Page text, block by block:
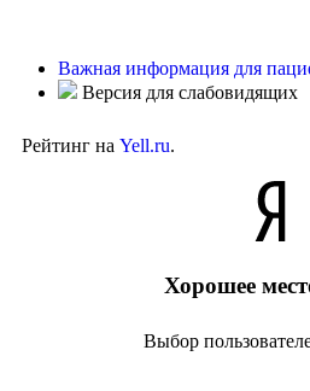
Важная информация для
Версия для слабовидящих
Рейтинг на Yell.ru.
Хорошее
Выбор